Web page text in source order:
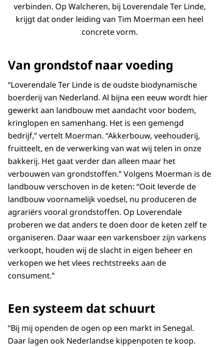
verbinden. Op Walcheren, bij Loverendale Ter Linde,
krijgt dat onder leiding van Tim Moerman een heel
concrete vorm.
Van grondstof naar voeding
“Loverendale Ter Linde is de oudste biodynamische
boerderij van Nederland. Al bijna een eeuw wordt hier
gewerkt aan landbouw met aandacht voor bodem,
kringlopen en samenhang. Het is een gemengd
bedrijf,” vertelt Moerman. “Akkerbouw, veehouderij,
fruitteelt, en de verwerking van wat wij telen in onze
bakkerij. Het gaat verder dan alleen maar het
verbouwen van grondstoffen.” Volgens Moerman is de
landbouw verschoven in de keten: “Ooit leverde de
landbouw voornamelijk voedsel, nu produceren de
agrariërs vooral grondstoffen. Op Loverendale
proberen we dat anders te doen door de keten zelf te
organiseren. Daar waar een varkensboer zijn varkens
verkoopt, houden wij de slacht in eigen beheer en
verkopen we het vlees rechtstreeks aan de
consument.”
Een systeem dat schuurt
“Bij mij openden de ogen op een markt in Senegal.
Daar lagen ook Nederlandse kippenpoten te koop.